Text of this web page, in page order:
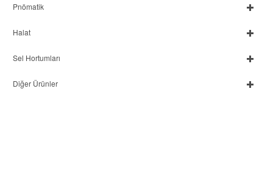
Pnömatik
Halat
Sel Hortumları
Diğer Ürünler